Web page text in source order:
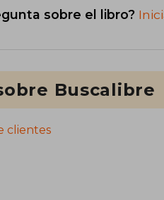
sobre el libro?
Buscalibre
clientes